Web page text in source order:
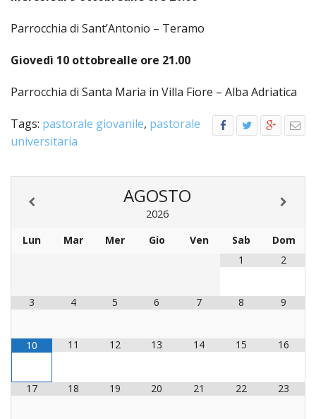
Parrocchia di Sant’Antonio – Teramo
Giovedì 10 ottobrealle ore 21.00
Parrocchia di Santa Maria in Villa Fiore – Alba Adriatica
Tags: pastorale giovanile, pastorale
universitaria
AGOSTO
2026
Lun
Mar Mer Gio Ven Sab
Dom
1
2
3 4 5 6 7 8 9
10 11 12 13 14 15 16
17 18 19 20 21 22 23